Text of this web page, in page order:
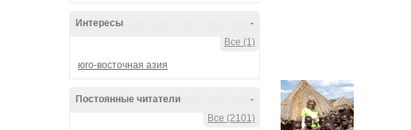
-
Интересы
Все (1)
юго-восточная азия
-
Постоянные читатели
Все (2101)